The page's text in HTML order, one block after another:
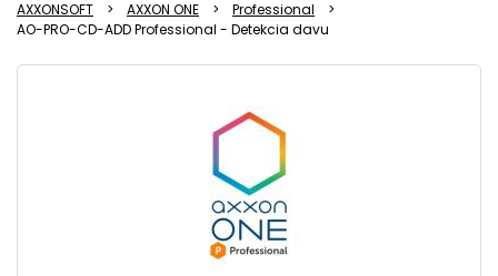
AXXONSOFT
AXXON ONE
Professional
AO-PRO-CD-ADD Professional - Detekcia davu